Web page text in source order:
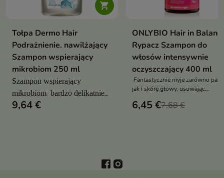

Tołpa Dermo Hair
Podrażnienie. nawilżający
Szampon wspierający
mikrobiom 250 ml
Szampon wspierający
mikrobiom bardzo delikatnie
oczyszcza skórę głowy i włosy
9,64 €
ONLYBIO Hair in
Rypacz Szampon do
włosów intensywnie
oczyszczający 400 ml
Fantastycznie myje zarówno
jak i skórę głowy, usuwając
6,45 €7,68 €